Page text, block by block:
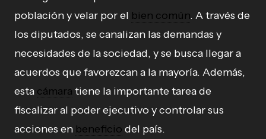
población y velar por el bien común. A través de
los diputados, se canalizan las demandas y
necesidades de la sociedad, y se busca llegar a
acuerdos que favorezcan a la mayoría. Además,
esta cámara tiene la importante tarea de
fiscalizar al poder ejecutivo y controlar sus
acciones en beneficio del país.